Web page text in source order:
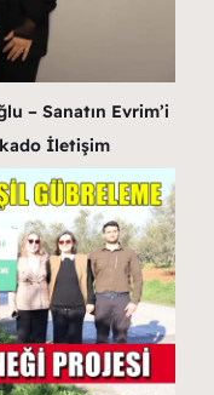
– Sanatın Evrim’i
İletişim